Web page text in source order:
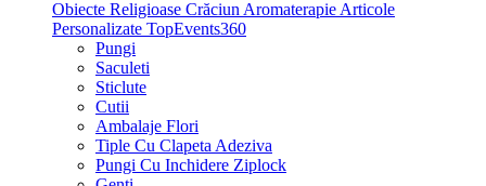
Obiecte Religioase Crăciun Aromaterapie Articole
Personalizate TopEvents360
Pungi
Saculeti
Sticlute
Cutii
Ambalaje Flori
Tiple Cu Clapeta Adeziva
Pungi Cu Inchidere Ziplock